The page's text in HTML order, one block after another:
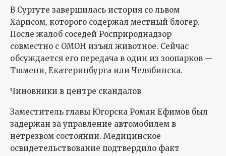
В Сургуте завершилась история со львом
Харисом, которого содержал местный блогер.
После жалоб соседей Росприроднадзор
совместно с ОМОН изъял животное. Сейчас
обсуждается его передача в один из зоопарков —
Тюмени, Екатеринбурга или Челябинска.
Чиновники в центре скандалов
Заместитель главы Югорска Роман Ефимов был
задержан за управление автомобилем в
нетрезвом состоянии. Медицинское
освидетельствование подтвердило факт